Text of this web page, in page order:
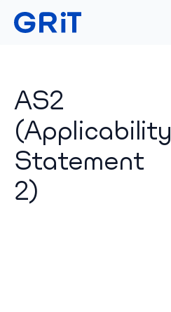
AS2
(Applicability
Statement
2)